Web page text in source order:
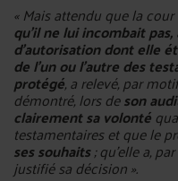
« Mais attendu que la
qu'il ne lui incombait
d'autorisation dont elle
de l'un ou l'autre des
protégé, a relevé, par
démontré, lors deson
clairement sa volonté
testamentaires et que le
ses souhaits; qu'elle a,
justifié sa décision ».